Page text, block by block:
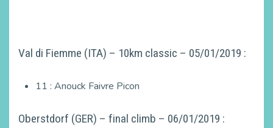
Val di Fiemme (ITA) – 10km classic – 05/01/2019 :
11 : Anouck Faivre Picon
Oberstdorf (GER) – final climb – 06/01/2019 :